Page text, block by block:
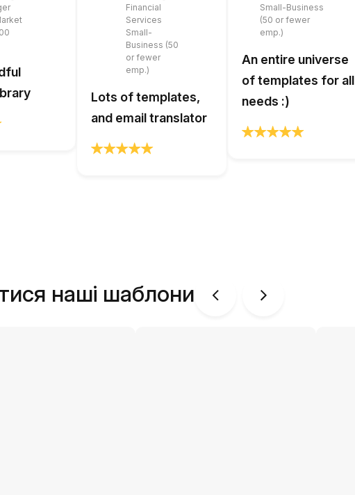
Financial
Services
Small-
Business (50
or fewer
emp.)
Lots of templates,
and email translator
Small-Business
(50 or fewer
emp.)
An entire universe
of templates for all
needs :)
наші шаблони